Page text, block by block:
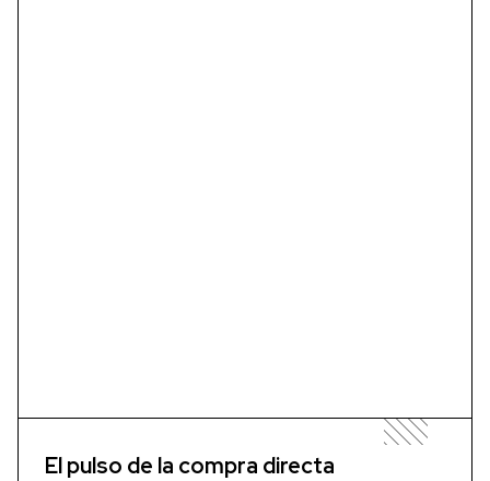
El pulso de la compra directa